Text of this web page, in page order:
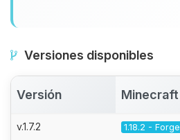
Versiones disponibles
Versión Minecraft
v.1.7.2 1.18.2 - Forge